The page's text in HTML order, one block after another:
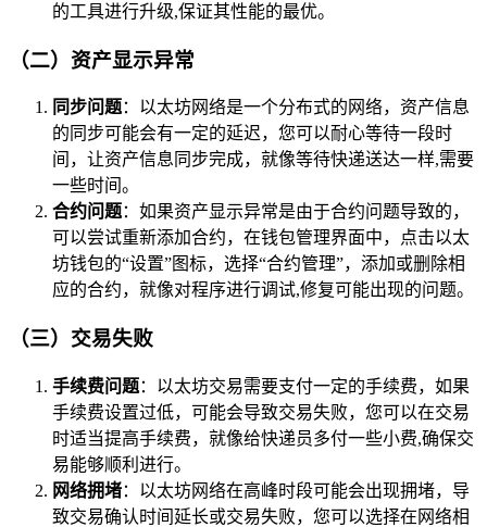
的工具进行升级,保证其性能的最优。
（二）资产显示异常
同步问题：以太坊网络是一个分布式的网络，资产信息
的同步可能会有一定的延迟，您可以耐心等待一段时
间，让资产信息同步完成，就像等待快递送达一样,需要
一些时间。
合约问题：如果资产显示异常是由于合约问题导致的，
可以尝试重新添加合约，在钱包管理界面中，点击以太
坊钱包的“设置”图标，选择“合约管理”，添加或删除相
应的合约，就像对程序进行调试,修复可能出现的问题。
（三）交易失败
手续费问题：以太坊交易需要支付一定的手续费，如果
手续费设置过低，可能会导致交易失败，您可以在交易
时适当提高手续费，就像给快递员多付一些小费,确保交
易能够顺利进行。
网络拥堵：以太坊网络在高峰时段可能会出现拥堵，导
致交易确认时间延长或交易失败，您可以选择在网络相